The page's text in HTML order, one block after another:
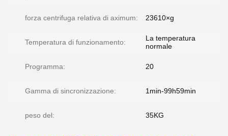
forza centrifuga relativa di aximum: 23610×g
Temperatura di funzionamento:
La temperatura
normale
Programma: 20
Gamma di sincronizzazione: 1min-99h59min
peso del: 35KG